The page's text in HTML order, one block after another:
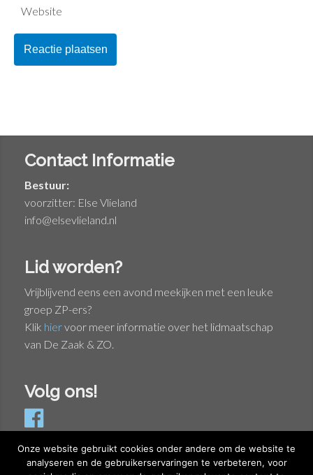
Website
Contact Informatie
Bestuur:
voorzitter: Else Vlieland
info@elsevlieland.nl
Lid worden?
Vrijblijvend eens een avond meekijken met een leuke
groep ZP-ers?
Klik hiervoor meer informatie over het lidmaatschap
van De Zaak & ZO.
Volg ons!
Onze website gebruikt cookies onder andere om de website te
analyseren en de gebruikerservaringen te verbeteren, voor